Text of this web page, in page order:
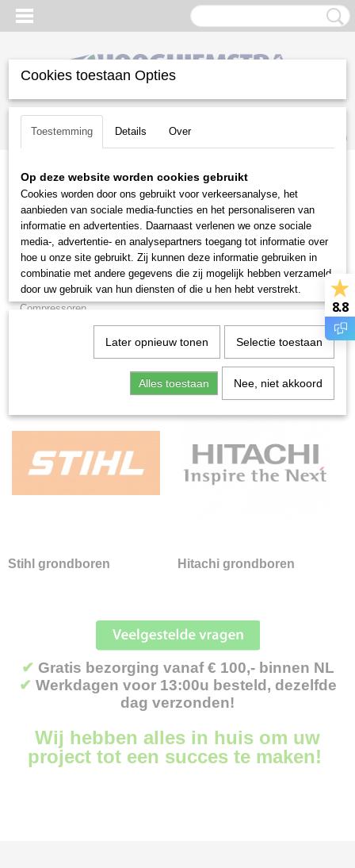
Inloggen Registreren
(0)
Home >Diversen>Grondboren
Diversen
Aggregaten
Brandstoffen
Compressoren
Doorslijpers en Betonzagen
Grondfrezen
Handboormachines
Handschoenen
Kachels
Smeermiddelen en Reinigers
Transportmiddelen
Trilplaten & Stampers
Stihl grondboren Hitachi grondboren
✔ Gratis bezorging vanaf € 100,- binnen NL
✔ Werkdagen voor 13:00u besteld, dezelfde
dag verzonden!
Wij hebben alles in huis om uw
project tot een succes te maken!
8.8
Cookies toestaan Opties
Toestemming Details Over
Op deze website worden cookies gebruikt
Cookies worden door ons gebruikt voor verkeersanalyse, het
aanbieden van sociale media-functies en het personaliseren van
informatie en advertenties. Daarnaast verlenen we onze sociale
media-, advertentie- en analysepartners toegang tot informatie over
hoe u onze site gebruikt. Zij kunnen deze informatie gebruiken in
combinatie met andere gegevens die zij mogelijk hebben verzameld
door uw gebruik van hun diensten of die u hen hebt verstrekt.
Later opnieuw tonen Selectie toestaan
Alles toestaan Nee, niet akkoord